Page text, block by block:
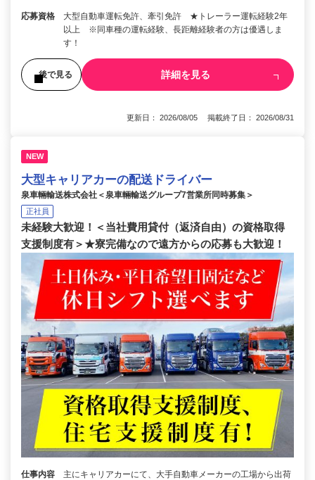
応募資格
大型自動車運転免許、牽引免許 ★トレーラー運転経験2年
以上 ※同車種の運転経験、長距離経験者の方は優遇しま
す！
後で見る 詳細を見る
更新日： 2026/08/05 掲載終了日： 2026/08/31
NEW
大型キャリアカーの配送ドライバー
泉車輛輸送株式会社＜泉車輛輸送グループ7営業所同時募集＞
正社員
未経験大歓迎！＜当社費用貸付（返済自由）の資格取得
支援制度有＞★寮完備なので遠方からの応募も大歓迎！
仕事内容
主にキャリアカーにて、大手自動車メーカーの工場から出荷